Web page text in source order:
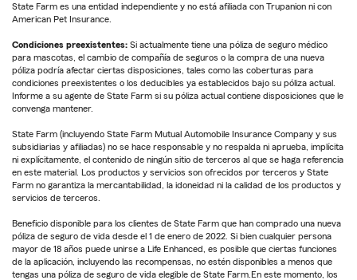
State Farm es una entidad independiente y no está afiliada con Trupanion ni con
American Pet Insurance.
Condiciones preexistentes: Si actualmente tiene una póliza de seguro médico
para mascotas, el cambio de compañía de seguros o la compra de una nueva
póliza podría afectar ciertas disposiciones, tales como las coberturas para
condiciones preexistentes o los deducibles ya establecidos bajo su póliza actual.
Informe a su agente de State Farm si su póliza actual contiene disposiciones que le
convenga mantener.
State Farm (incluyendo State Farm Mutual Automobile Insurance Company y sus
subsidiarias y afiliadas) no se hace responsable y no respalda ni aprueba, implícita
ni explícitamente, el contenido de ningún sitio de terceros al que se haga referencia
en este material. Los productos y servicios son ofrecidos por terceros y State
Farm no garantiza la mercantabilidad, la idoneidad ni la calidad de los productos y
servicios de terceros.
Beneficio disponible para los clientes de State Farm que han comprado una nueva
póliza de seguro de vida desde el 1 de enero de 2022. Si bien cualquier persona
mayor de 18 años puede unirse a Life Enhanced, es posible que ciertas funciones
de la aplicación, incluyendo las recompensas, no estén disponibles a menos que
tengas una póliza de seguro de vida elegible de State Farm.En este momento, los